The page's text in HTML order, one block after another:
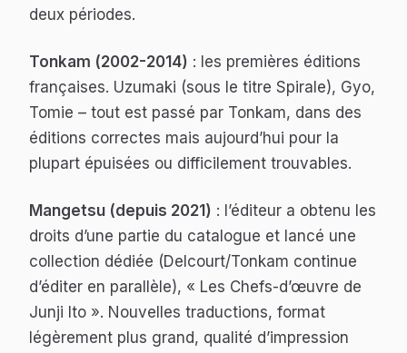
deux périodes.
Tonkam (2002-2014) : les premières éditions
françaises. Uzumaki (sous le titre Spirale), Gyo,
Tomie – tout est passé par Tonkam, dans des
éditions correctes mais aujourd’hui pour la
plupart épuisées ou difficilement trouvables.
Mangetsu (depuis 2021) : l’éditeur a obtenu les
droits d’une partie du catalogue et lancé une
collection dédiée (Delcourt/Tonkam continue
d’éditer en parallèle), « Les Chefs-d’œuvre de
Junji Ito ». Nouvelles traductions, format
légèrement plus grand, qualité d’impression